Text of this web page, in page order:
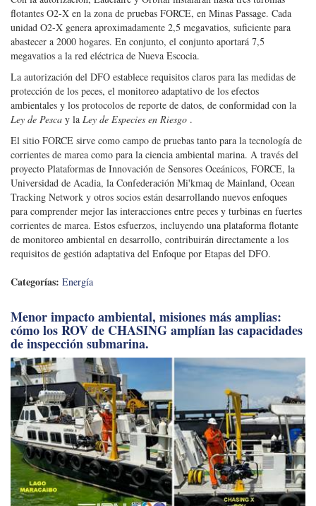
flotantes O2-X en la zona de pruebas FORCE, en Minas Passage. Cada
unidad O2-X genera aproximadamente 2,5 megavatios, suficiente para
abastecer a 2000 hogares. En conjunto, el conjunto aportará 7,5
megavatios a la red eléctrica de Nueva Escocia.
La autorización del DFO establece requisitos claros para las medidas de
protección de los peces, el monitoreo adaptativo de los efectos
ambientales y los protocolos de reporte de datos, de conformidad con la
Ley de Pesca y la Ley de Especies en Riesgo .
El sitio FORCE sirve como campo de pruebas tanto para la tecnología de
corrientes de marea como para la ciencia ambiental marina. A través del
proyecto Plataformas de Innovación de Sensores Oceánicos, FORCE, la
Universidad de Acadia, la Confederación Mi'kmaq de Mainland, Ocean
Tracking Network y otros socios están desarrollando nuevos enfoques
para comprender mejor las interacciones entre peces y turbinas en fuertes
corrientes de marea. Estos esfuerzos, incluyendo una plataforma flotante
de monitoreo ambiental en desarrollo, contribuirán directamente a los
requisitos de gestión adaptativa del Enfoque por Etapas del DFO.
Categorías: Energía
Menor impacto ambiental, misiones más amplias:
cómo los ROV de CHASING amplían las capacidades
de inspección submarina.